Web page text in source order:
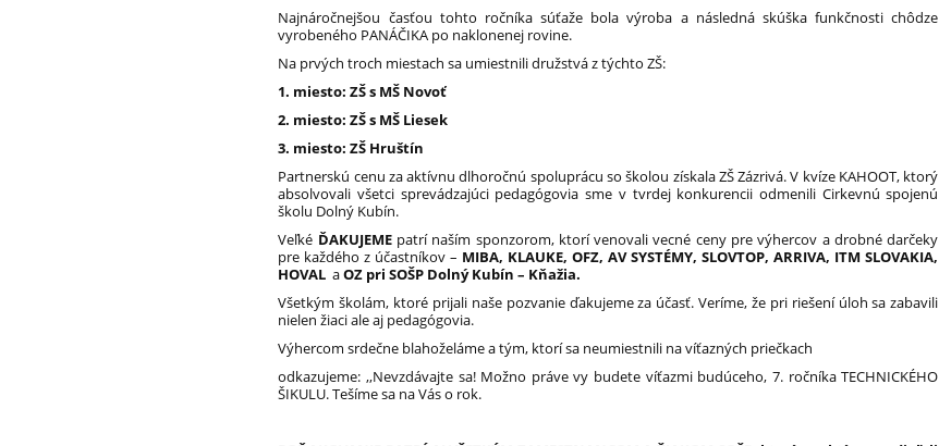
Najnáročnejšou časťou tohto ročníka súťaže bola výroba a následná skúška funkčnosti chôdze
vyrobeného PANÁČIKA po naklonenej rovine.
Na prvých troch miestach sa umiestnili družstvá z týchto ZŠ:
1. miesto: ZŠ s MŠ Novoť
2. miesto: ZŠ s MŠ Liesek
3. miesto: ZŠ Hruštín
Partnerskú cenu za aktívnu dlhoročnú spoluprácu so školou získala ZŠ Zázrivá. V kvíze KAHOOT, ktorý
absolvovali všetci sprevádzajúci pedagógovia sme v tvrdej konkurencii odmenili Cirkevnú spojenú
školu Dolný Kubín.
Veľké ĎAKUJEMEpatrí naším sponzorom, ktorí venovali vecné ceny pre výhercov a drobné darčeky
pre každého z účastníkov – MIBA, KLAUKE, OFZ, AV SYSTÉMY, SLOVTOP, ARRIVA, ITM SLOVAKIA,
HOVALaOZ pri SOŠP Dolný Kubín – Kňažia.
Všetkým školám, ktoré prijali naše pozvanie ďakujeme za účasť. Veríme, že pri riešení úloh sa zabavili
nielen žiaci ale aj pedagógovia.
Výhercom srdečne blahoželáme a tým, ktorí sa neumiestnili na víťazných priečkach
odkazujeme: ,,Nevzdávajte sa! Možno práve vy budete víťazmi budúceho, 7. ročníka TECHNICKÉHO
ŠIKULU. Tešíme sa na Vás o rok.